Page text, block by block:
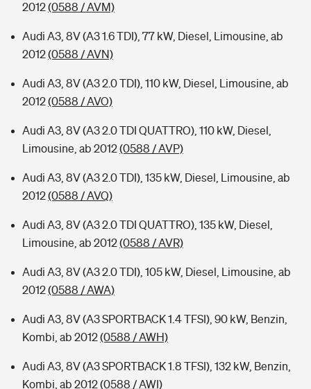
2012(0588 / AVM)
Audi A3, 8V (A3 1.6 TDI), 77 kW, Diesel, Limousine, ab
2012(0588 / AVN)
Audi A3, 8V (A3 2.0 TDI), 110 kW, Diesel, Limousine, ab
2012(0588 / AVO)
Audi A3, 8V (A3 2.0 TDI QUATTRO), 110 kW, Diesel,
Limousine, ab 2012(0588 / AVP)
Audi A3, 8V (A3 2.0 TDI), 135 kW, Diesel, Limousine, ab
2012(0588 / AVQ)
Audi A3, 8V (A3 2.0 TDI QUATTRO), 135 kW, Diesel,
Limousine, ab 2012(0588 / AVR)
Audi A3, 8V (A3 2.0 TDI), 105 kW, Diesel, Limousine, ab
2012(0588 / AWA)
Audi A3, 8V (A3 SPORTBACK 1.4 TFSI), 90 kW, Benzin,
Kombi, ab 2012(0588 / AWH)
Audi A3, 8V (A3 SPORTBACK 1.8 TFSI), 132 kW, Benzin,
Kombi, ab 2012(0588 / AWI)